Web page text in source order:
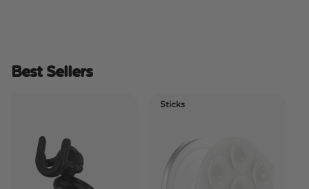
Best Sellers
Sticks